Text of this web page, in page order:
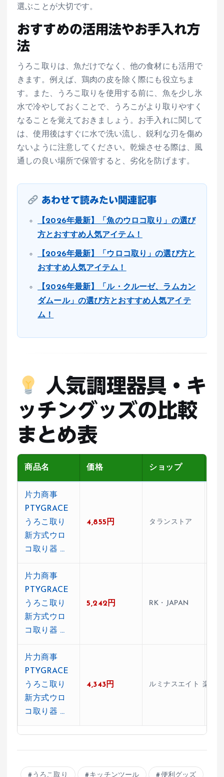
選ぶことが大切です。
おすすめの活用法やお手入れ方
法
うろこ取りは、魚だけでなく、他の食材にも活用で
きます。例えば、鶏肉の皮を除く際にも役立ちま
す。また、うろこ取りを使用する前に、魚を少し氷
水で冷やしておくことで、うろこがより取りやすく
なることを覚えておきましょう。お手入れに関して
は、使用後はすぐに水で洗い流し、鋭利な刃を傷め
ないように注意してください。乾燥させる際は、風
通しの良い場所で保管すると、劣化を防げます。
あわせて読みたい関連記事
【2026年最新】「魚のウロコ取り」の選び
方とおすすめ人気アイテム！
【2026年最新】「ウロコ取り」の選び方と
おすすめ人気アイテム！
【2026年最新】「ル・クルーゼ、ラムカン
ダムール」の選び方とおすすめ人気アイテ
ム！
人気調理器具・キ
ッチングッズの比較
まとめ表
商品名 価格 ショップ
片力商事
PTYGRACE
うろこ取り
新方式ウロ
コ取り器 …
4,855円 タランストア
片力商事
PTYGRACE
うろこ取り
新方式ウロ
コ取り器 …
5,242円 RK・JAPAN
片力商事
PTYGRACE
うろこ取り
新方式ウロ
コ取り器 …
4,343円 ルミナスエイト 楽天
うろこ取り キッチンツール 便利グッズ